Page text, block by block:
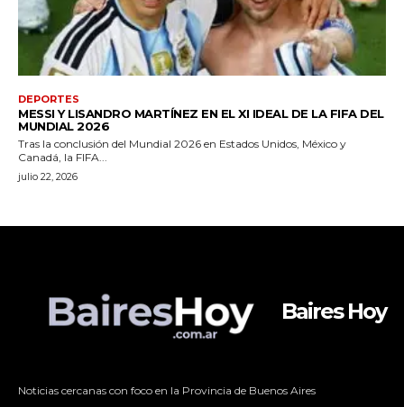
Baires Hoy
Noticias cercanas con foco en la Provincia de Buenos Aires